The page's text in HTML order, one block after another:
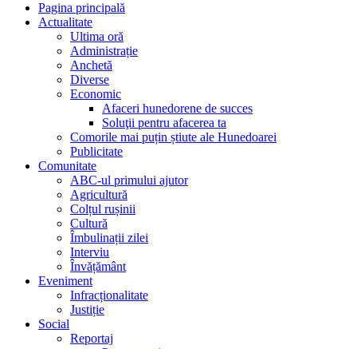
Pagina principală
Actualitate
Ultima oră
Administrație
Anchetă
Diverse
Economic
Afaceri hunedorene de succes
Soluţii pentru afacerea ta
Comorile mai puțin știute ale Hunedoarei
Publicitate
Comunitate
ABC-ul primului ajutor
Agricultură
Colțul rușinii
Cultură
Îmbulinații zilei
Interviu
Învățământ
Eveniment
Infracționalitate
Justiție
Social
Reportaj